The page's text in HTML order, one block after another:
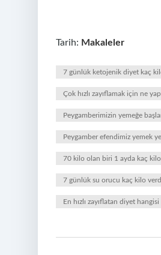
Tarih: Makaleler
7 günlük ketojenik diyet kaç
Çok hızlı zayıflamak için ne
Peygamberimizin yemeğe
Peygamber efendimiz yemek
70 kilo olan biri 1 ayda kaç
7 günlük su orucu kaç kilo
En hızlı zayıflatan diyet hangisi